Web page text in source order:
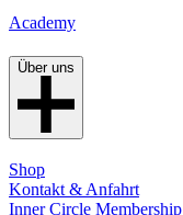
Academy
Über uns
Shop
Kontakt & Anfahrt
Inner Circle Membership